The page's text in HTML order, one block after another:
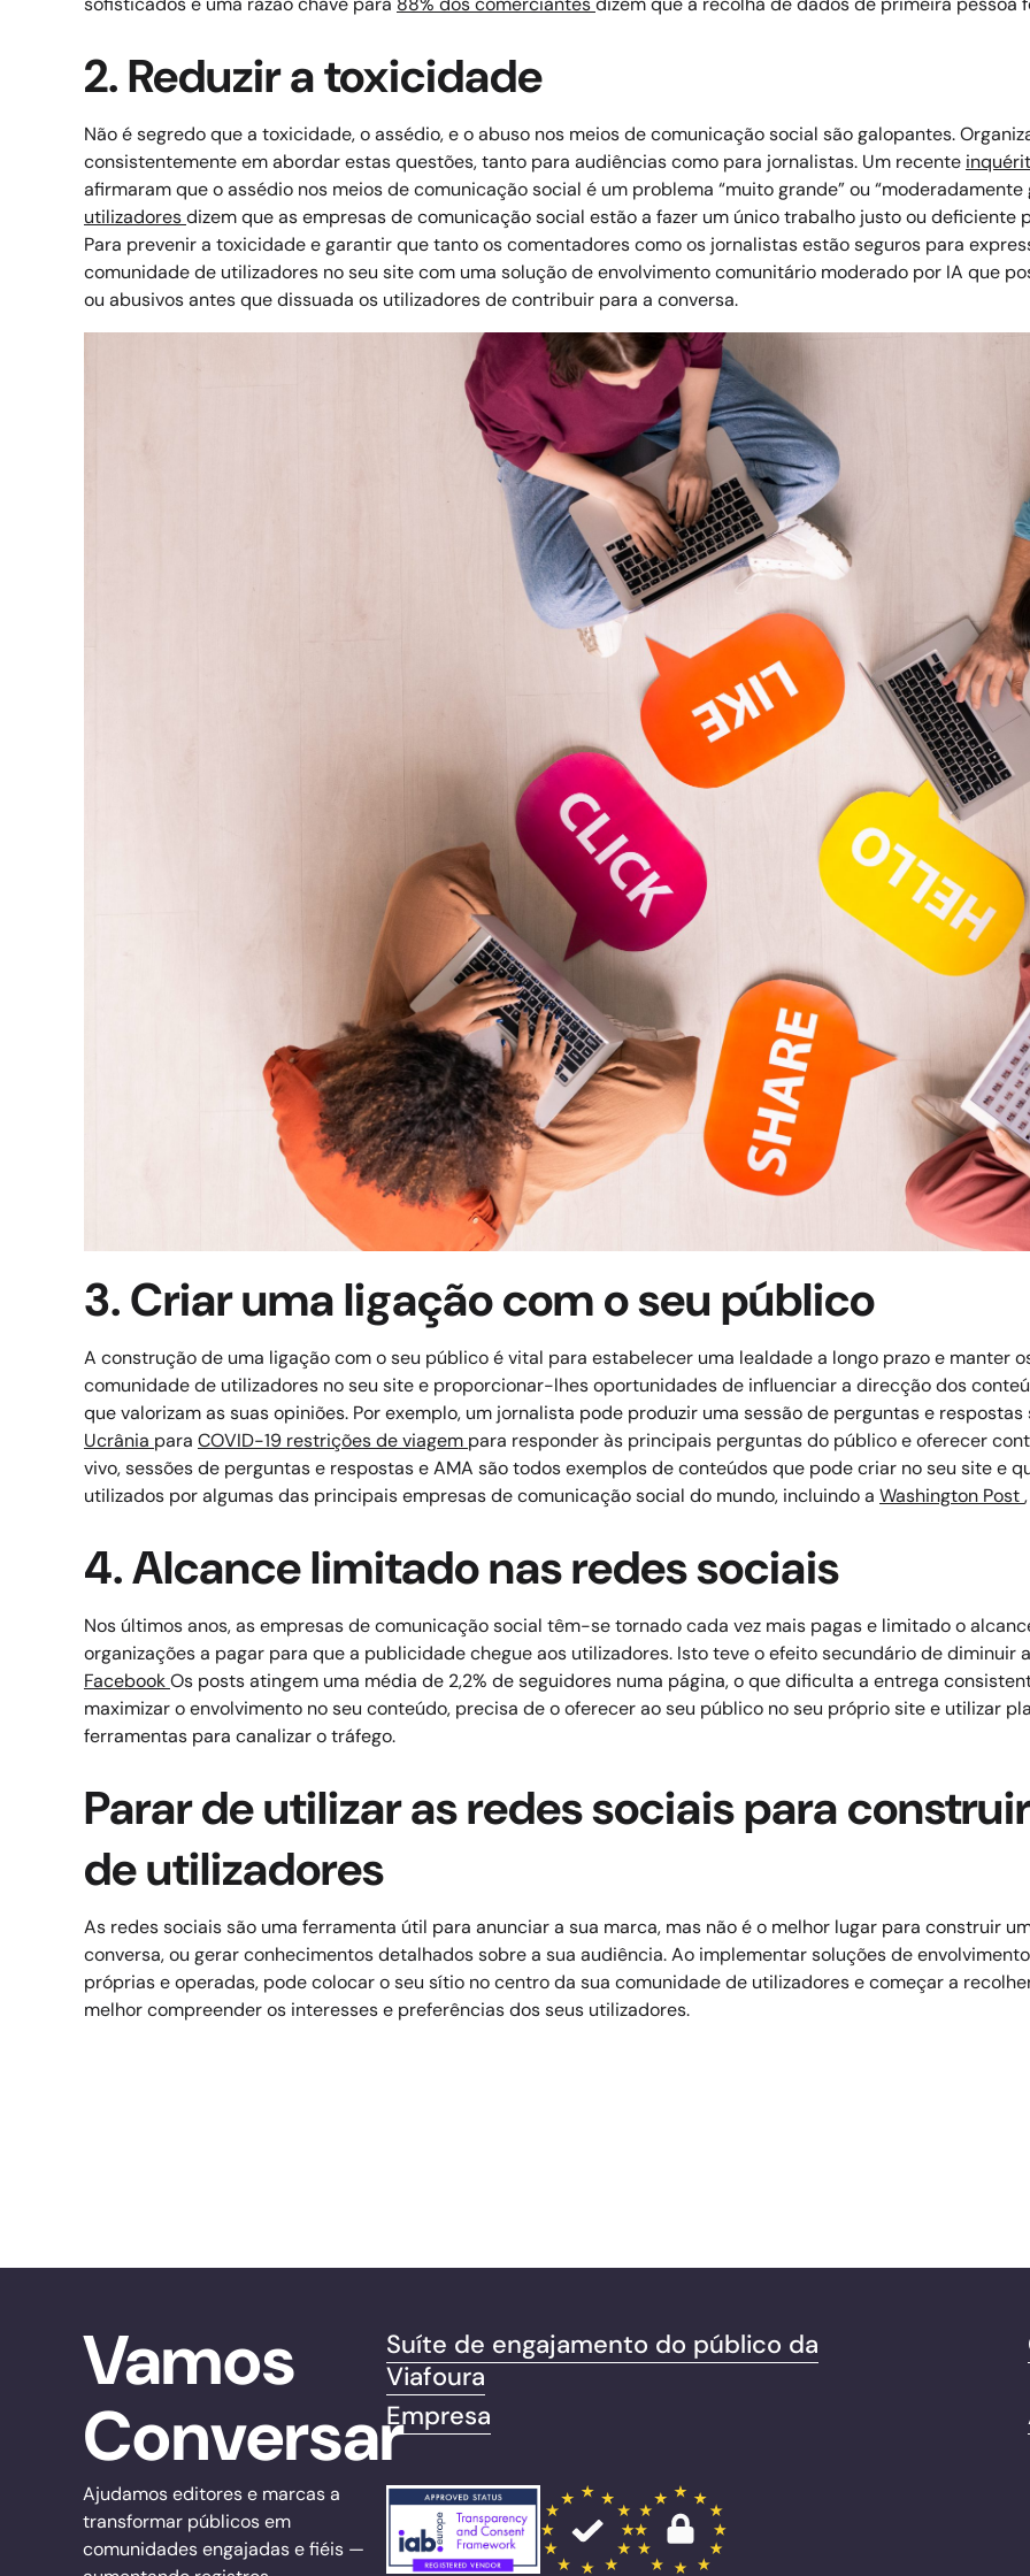
2. Reduzir a toxicidade
Não é segredo que a toxicidade, o assédio, e o abuso nos meios de comunicação social são galopantes.
consistentemente em abordar estas questões, tanto para audiências como para jornalistas. Um recente
afirmaram que o assédio nos meios de comunicação social é um problema “muito grande” ou
utilizadoresdizem que as empresas de comunicação social estão a fazer um único trabalho justo ou deficiente
Para prevenir a toxicidade e garantir que tanto os comentadores como os jornalistas estão seguros para
comunidade de utilizadores no seu site com uma solução de envolvimento comunitário moderado por IA que
ou abusivos antes que dissuada os utilizadores de contribuir para a conversa.
3. Criar uma ligação com o seu público
A construção de uma ligação com o seu público é vital para estabelecer uma lealdade a longo prazo e manter
comunidade de utilizadores no seu site e proporcionar-lhes oportunidades de influenciar a direcção dos
que valorizam as suas opiniões. Por exemplo, um jornalista pode produzir uma sessão de perguntas e
Ucrânia para COVID-19 restrições de viagem para responder às principais perguntas do público e oferecer
vivo, sessões de perguntas e respostas e AMA são todos exemplos de conteúdos que pode criar no seu site e
utilizados por algumas das principais empresas de comunicação social do mundo, incluindo a Washington Post
4. Alcance limitado nas redes sociais
Nos últimos anos, as empresas de comunicação social têm-se tornado cada vez mais pagas e limitado o
organizações a pagar para que a publicidade chegue aos utilizadores. Isto teve o efeito secundário de diminuir
FacebookOs posts atingem uma média de 2,2% de seguidores numa página, o que dificulta a entrega
maximizar o envolvimento no seu conteúdo, precisa de o oferecer ao seu público no seu próprio site e utilizar
ferramentas para canalizar o tráfego.
Parar de utilizar as redes sociais para
de utilizadores
As redes sociais são uma ferramenta útil para anunciar a sua marca, mas não é o melhor lugar para construir
conversa, ou gerar conhecimentos detalhados sobre a sua audiência.Ao implementar soluções de
próprias e operadas, pode colocar o seu sítio no centro da sua comunidade de utilizadores e começar a
melhor compreender os interesses e preferências dos seus utilizadores.
Vamos
Conversar
Ajudamos editores e marcas a
transformar públicos em
comunidades engajadas e fiéis —
Suíte de engajamento do público da
Viafoura
Empresa